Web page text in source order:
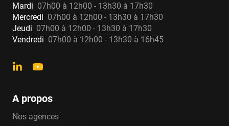
Mardi 07h00 à 12h00 - 13h30 à 17h30
Mercredi 07h00 à 12h00 - 13h30 à 17h30
Jeudi 07h00 à 12h00 - 13h30 à 17h30
Vendredi 07h00 à 12h00 - 13h30 à 16h45
A propos
Nos agences